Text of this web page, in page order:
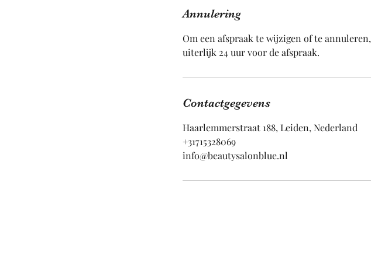
Annulering
Om een afspraak te wijzigen of te
uiterlijk 24 uur voor de afspraak.
Contactgegevens
Haarlemmerstraat 188, Leiden, Nederland
+31715328069
info@beautysalonblue.nl